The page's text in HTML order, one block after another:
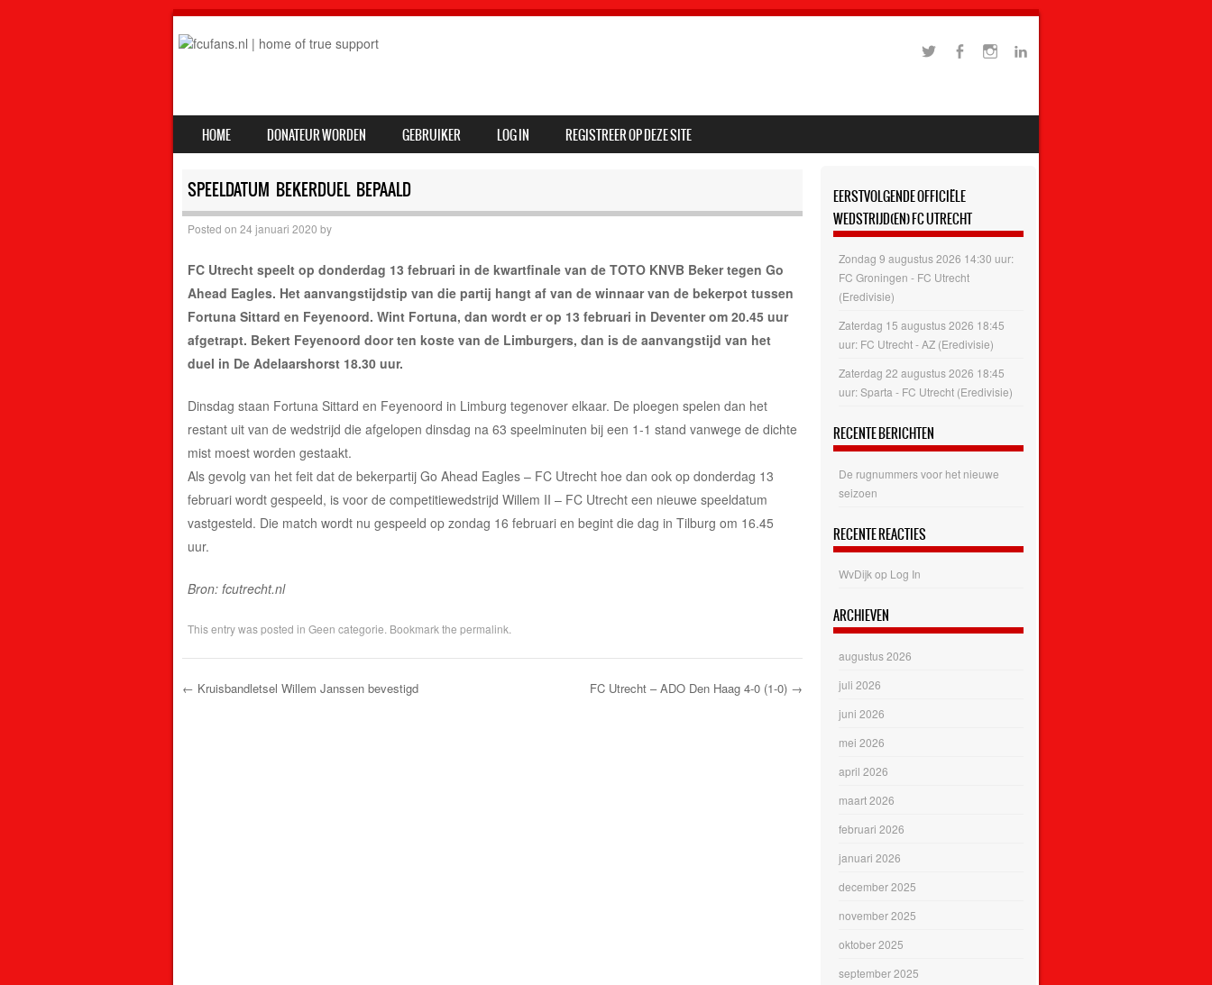
MENU
SKIP TO CONTENT
HOME DONATEUR WORDEN GEBRUIKER LOG IN REGISTREER OP DEZE SITE
SPEELDATUM BEKERDUEL BEPAALD
Posted on 24 januari 2020 by
FC Utrecht speelt op donderdag 13 februari in de kwartfinale van de TOTO KNVB Beker tegen Go
Ahead Eagles. Het aanvangstijdstip van die partij hangt af van de winnaar van de bekerpot tussen
Fortuna Sittard en Feyenoord. Wint Fortuna, dan wordt er op 13 februari in Deventer om 20.45 uur
afgetrapt. Bekert Feyenoord door ten koste van de Limburgers, dan is de aanvangstijd van het
duel in De Adelaarshorst 18.30 uur.
Dinsdag staan Fortuna Sittard en Feyenoord in Limburg tegenover elkaar. De ploegen spelen dan het
restant uit van de wedstrijd die afgelopen dinsdag na 63 speelminuten bij een 1-1 stand vanwege de dichte
mist moest worden gestaakt.
Als gevolg van het feit dat de bekerpartij Go Ahead Eagles – FC Utrecht hoe dan ook op donderdag 13
februari wordt gespeeld, is voor de competitiewedstrijd Willem II – FC Utrecht een nieuwe speeldatum
vastgesteld. Die match wordt nu gespeeld op zondag 16 februari en begint die dag in Tilburg om 16.45
uur.
Bron: fcutrecht.nl
This entry was posted in Geen categorie . Bookmark the permalink
← Kruisbandletsel Willem Janssen bevestigd FC Utrecht – ADO Den Haag 4-0 (1-0) →
EERSTVOLGENDE OFFICIËLE
WEDSTRIJD(EN) FC UTRECHT
Zondag 9 augustus 2026 14:30 uur:
FC Groningen - FC Utrecht
(Eredivisie)
Zaterdag 15 augustus 2026 18:45
uur: FC Utrecht - AZ (Eredivisie)
Zaterdag 22 augustus 2026 18:45
uur: Sparta - FC Utrecht (Eredivisie)
RECENTE BERICHTEN
De rugnummers voor het nieuwe
seizoen
RECENTE REACTIES
WvDijk op Log In
ARCHIEVEN
augustus 2026
juli 2026
juni 2026
mei 2026
april 2026
maart 2026
februari 2026
januari 2026
december 2025
november 2025
oktober 2025
september 2025